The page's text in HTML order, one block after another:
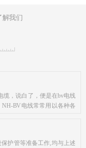
解我们
缆，说白了，便是在bv电线
BV电线常常用以各种各
护管等准备工作,均与上述